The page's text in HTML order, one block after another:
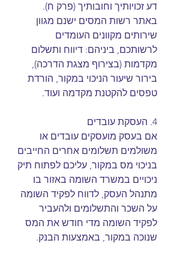
דע זכויותיך וחובותיך (פרק ח).
באתר רשות המסים ישנם מגוון
שירותים מקוונים העומדים
לרשותכם, ביניהם: דיווח ותשלום
מקדמות (בצירוף מצגת הדרכה),
בירור שיעור הניכוי במקור, הורדת
טפסים להקטנת מקדמה ועוד.
4. העסקת עובדים
​אם בעסק מועסקים עובדים או
משולמים תשלומים אחרים החייבים
בניכוי מס במקור, עליכם לפתוח תיק
ניכויים במשרד השומה באזור בו
מתנהל העסק, לדווח לפקיד השומה
על השכר והתשלומים ולהעביר
לפקיד השומה מדי חודש את המס
שנוכה במקור, באמצעות הבנק.